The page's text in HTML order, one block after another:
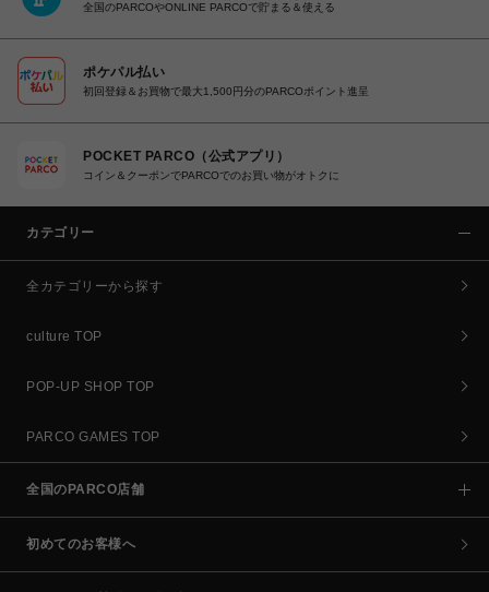
全国のPARCOやONLINE PARCOで貯まる＆使える
ポケパル払い
初回登録＆お買物で最大1,500円分のPARCOポイント進呈
POCKET PARCO（公式アプリ）
コイン＆クーポンでPARCOでのお買い物がオトクに
カテゴリー
全カテゴリーから探す
culture TOP
POP-UP SHOP TOP
PARCO GAMES TOP
全国のPARCO店舗
初めてのお客様へ